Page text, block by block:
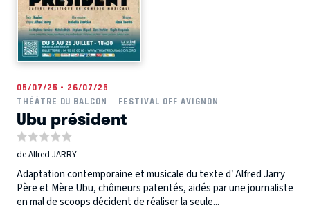
05/07/25 - 26/07/25
THÉÂTRE DU BALCON
FESTIVAL OFF AVIGNON
Ubu président
de Alfred JARRY
Adaptation contemporaine et musicale du texte d’ Alfred Jarry
Père et Mère Ubu, chômeurs patentés, aidés par une journaliste
en mal de scoops décident de réaliser la seule...